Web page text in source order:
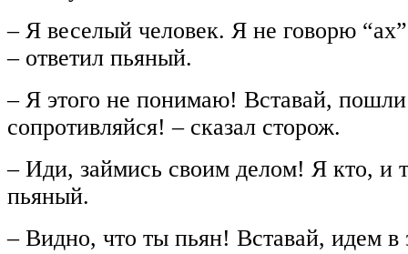
– Я веселый человек. Я не говорю
– ответил пьяный.
– Я этого не понимаю! Вставай,
сопротивляйся! – сказал сторож.
– Иди, займись своим делом! Я кто, и
пьяный.
– Видно, что ты пьян! Вставай, идем в